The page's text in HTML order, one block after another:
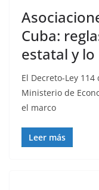
Cuba:
estatal y
El Decreto-Ley
Ministerio de
el marco
Leer más